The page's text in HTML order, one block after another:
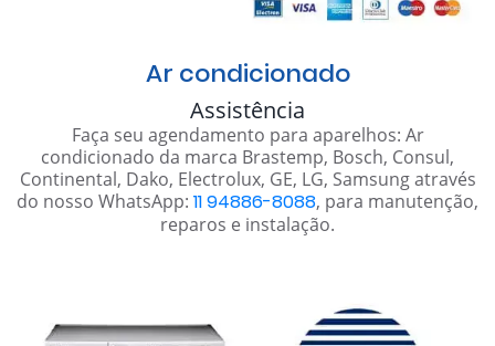
Ar condicionado
Assistência
Faça seu agendamento para aparelhos: Ar
condicionado da marca Brastemp, Bosch, Consul,
Continental, Dako, Electrolux, GE, LG, Samsung através
do nosso WhatsApp: 11 94886-8088, para manutenção,
reparos e instalação.